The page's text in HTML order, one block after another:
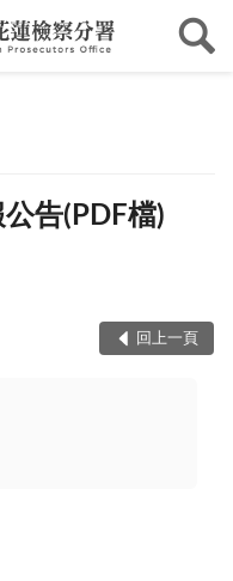
告(PDF檔)
回上一頁